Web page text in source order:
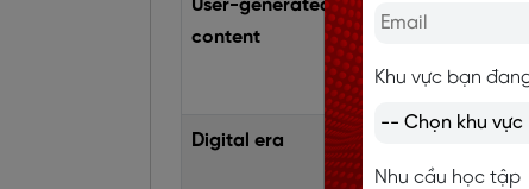
User-generated
content
Digital era
Khu vực bạn
Nhu cầu học tập